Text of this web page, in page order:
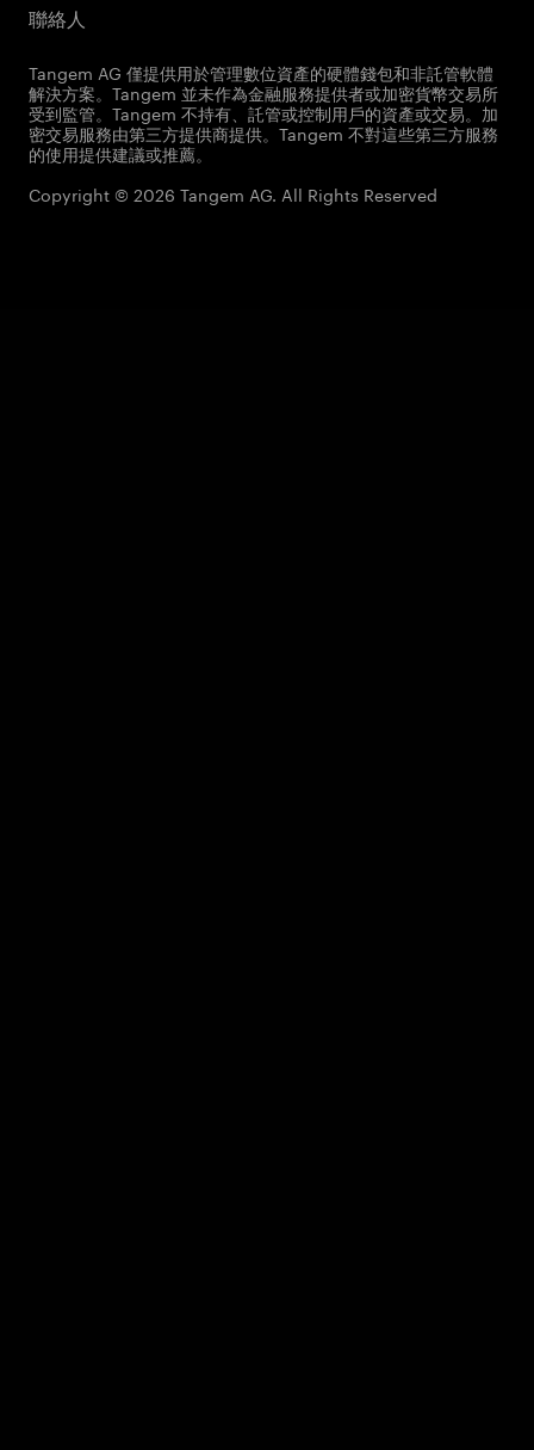
聯絡人
Tangem AG 僅提供用於管理數位資產的硬體錢包和非託管軟體
解決方案。Tangem 並未作為金融服務提供者或加密貨幣交易所
受到監管。Tangem 不持有、託管或控制用戶的資產或交易。加
密交易服務由第三方提供商提供。Tangem 不對這些第三方服務
的使用提供建議或推薦。